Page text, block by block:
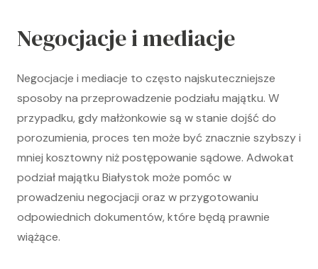
Negocjacje i mediacje
Negocjacje i mediacje to często najskuteczniejsze
sposoby na przeprowadzenie podziału majątku. W
przypadku, gdy małżonkowie są w stanie dojść do
porozumienia, proces ten może być znacznie szybszy i
mniej kosztowny niż postępowanie sądowe. Adwokat
podział majątku Białystok może pomóc w
prowadzeniu negocjacji oraz w przygotowaniu
odpowiednich dokumentów, które będą prawnie
wiążące.